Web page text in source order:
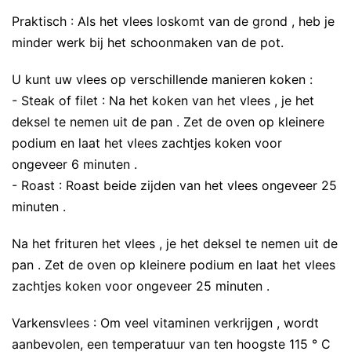
Praktisch : Als het vlees loskomt van de grond , heb je
minder werk bij het schoonmaken van de pot.
U kunt uw vlees op verschillende manieren koken :
- Steak of filet : Na het koken van het vlees , je het
deksel te nemen uit de pan . Zet de oven op kleinere
podium en laat het vlees zachtjes koken voor
ongeveer 6 minuten .
- Roast : Roast beide zijden van het vlees ongeveer 25
minuten .
Na het frituren het vlees , je het deksel te nemen uit de
pan . Zet de oven op kleinere podium en laat het vlees
zachtjes koken voor ongeveer 25 minuten .
Varkensvlees : Om veel vitaminen verkrijgen , wordt
aanbevolen, een temperatuur van ten hoogste 115 ° C